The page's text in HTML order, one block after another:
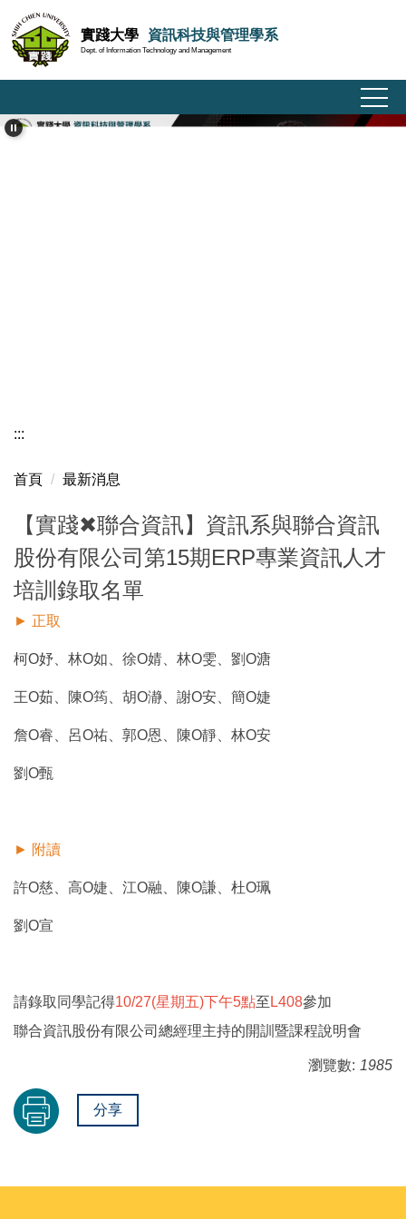
到
主
要
容
實踐大學 資訊科技與管理學系
Dept. of Information Technology and Management
:::
首頁 最新消息
【實踐✖聯合資訊】資訊系與聯合資訊
股份有限公司第15期ERP專業資訊人才
培訓錄取名單
► 正取
柯O妤、林O如、徐O婧、林O雯、劉O溏
王O茹、陳O筠、胡O瀞、謝O安、簡O婕
詹O睿、呂O祐、郭O恩、陳O靜、林O安
劉O甄
► 附讀
許O慈、高O婕、江O融、陳O謙、杜O珮
劉O宣
請錄取同學記得10/27(星期五)下午5點至 L408參加
聯合資訊股份有限公司總經理主持的開訓暨課程說明會
瀏覽數: 1985
分享